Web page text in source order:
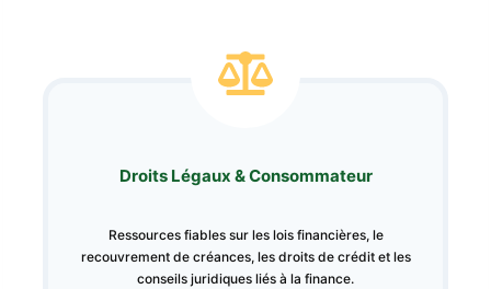
Droits Légaux & Consommateur
Ressources fiables sur les lois financières, le
recouvrement de créances, les droits de crédit et les
conseils juridiques liés à la finance.